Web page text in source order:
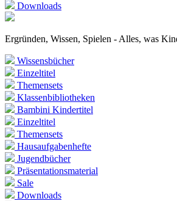
Downloads
Ergründen, Wissen, Spielen - Alles, was
Wissensbücher
Einzeltitel
Themensets
Klassenbibliotheken
Bambini Kindertitel
Einzeltitel
Themensets
Hausaufgabenhefte
Jugendbücher
Präsentationsmaterial
Sale
Downloads